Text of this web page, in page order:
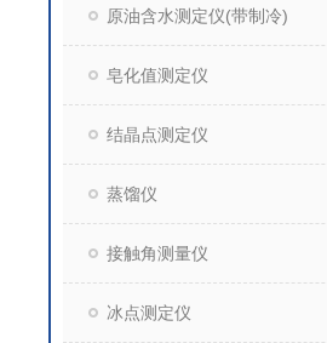
原油含水测定仪(带制冷)
皂化值测定仪
结晶点测定仪
蒸馏仪
接触角测量仪
冰点测定仪